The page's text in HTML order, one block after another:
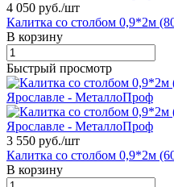
4 050 руб./шт
Калитка со столбом 0,9*2м
В корзину
Быстрый просмотр
3 550 руб./шт
Калитка со столбом 0,9*2м
В корзину